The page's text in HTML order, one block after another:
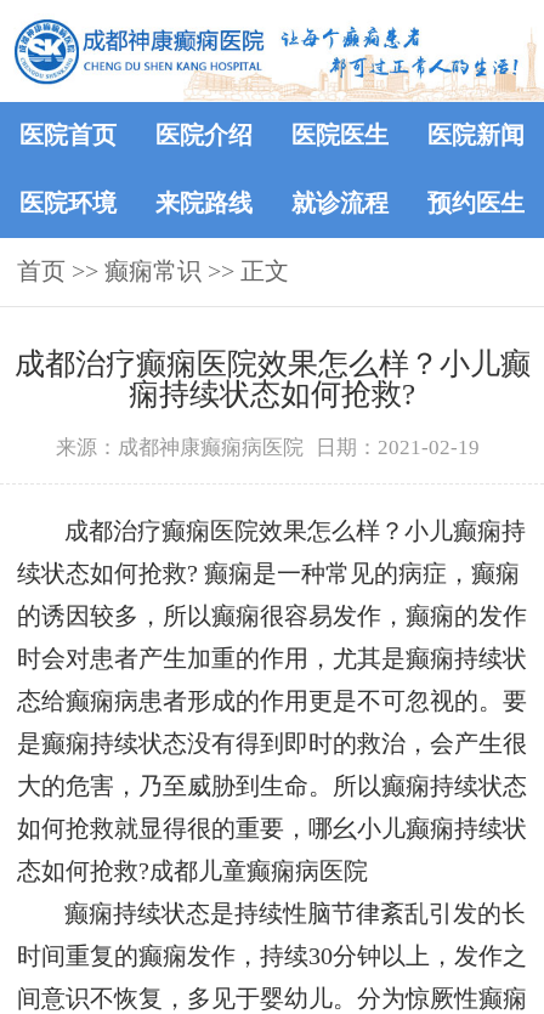
医院首页 医院介绍 医院医生 医院新闻
医院环境 来院路线 就诊流程 预约医生
首页 >> 癫痫常识 >> 正文
成都治疗癫痫医院效果怎么样？小儿癫
痫持续状态如何抢救?
来源：成都神康癫痫病医院 日期：2021-02-19
成都治疗癫痫医院效果怎么样？小儿癫痫持
续状态如何抢救? 癫痫是一种常见的病症，癫痫
的诱因较多，所以癫痫很容易发作，癫痫的发作
时会对患者产生加重的作用，尤其是癫痫持续状
态给癫痫病患者形成的作用更是不可忽视的。要
是癫痫持续状态没有得到即时的救治，会产生很
大的危害，乃至威胁到生命。所以癫痫持续状态
如何抢救就显得很的重要，哪幺小儿癫痫持续状
态如何抢救?成都儿童癫痫病医院
癫痫持续状态是持续性脑节律紊乱引发的长
时间重复的癫痫发作，持续30分钟以上，发作之
间意识不恢复，多见于婴幼儿。分为惊厥性癫痫